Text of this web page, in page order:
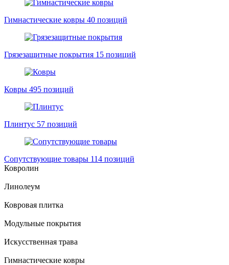
Гимнастические ковры 40 позиций
Грязезащитные покрытия 15 позиций
Ковры 495 позиций
Плинтус 57 позиций
Сопутствующие товары 114 позиций
Ковролин
Линолеум
Ковровая плитка
Модульные покрытия
Искусственная трава
Гимнастические ковры